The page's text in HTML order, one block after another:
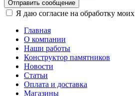
Отправить сообщение
Я даю согласие на обработку
Главная
О компании
Наши работы
Конструктор памятников
Новости
Статьи
Оплата и доставка
Магазины